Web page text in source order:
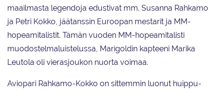
maailmasta legendoja edustivat mm. Susanna Rahkamo
ja Petri Kokko, jäätanssin Euroopan mestarit ja MM-
hopeamitalistit. Tämän vuoden MM-hopeamitalisti
muodostelmaluistelussa, Marigoldin kapteeni Marika
Leutola oli vierasjoukon nuorta voimaa.
Aviopari Rahkamo-Kokko on sittemmin luonut huippu-